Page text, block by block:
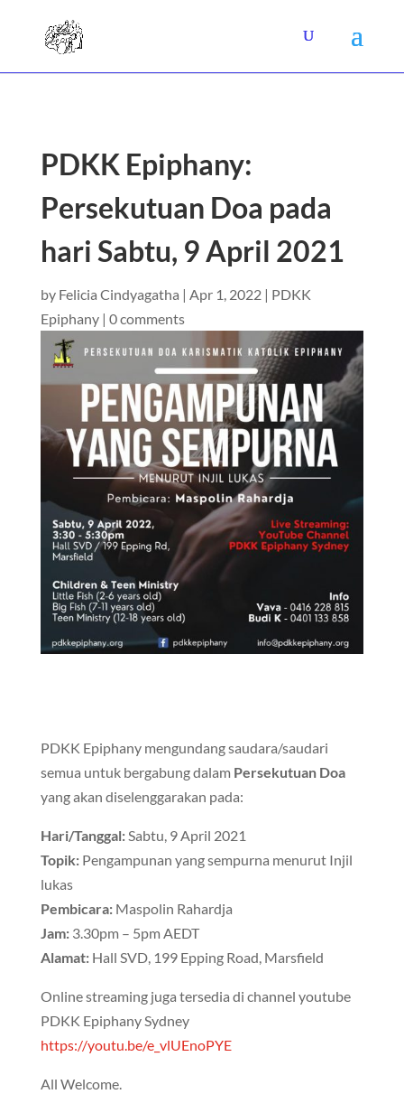
PDKK Epiphany:
Persekutuan Doa pada
hari Sabtu, 9 April 2021
by Felicia Cindyagatha | Apr 1, 2022| PDKK
Epiphany| 0 comments
PDKK Epiphany mengundang saudara/saudari
semua untuk bergabung dalam Persekutuan Doa
yang akan diselenggarakan pada:
Hari/Tanggal:Sabtu, 9 April 2021
Topik:Pengampunan yang sempurna menurut Injil
lukas
Pembicara:Maspolin Rahardja
Jam: 3.30pm – 5pm AEDT
Alamat:Hall SVD, 199 Epping Road, Marsfield
Online streaming juga tersedia di channel youtube
PDKK Epiphany Sydney
https://youtu.be/e_vlUEnoPYE
All Welcome.